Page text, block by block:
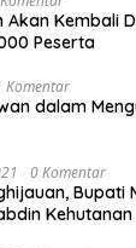
Akan Kembali
Peserta
Komentar
dalam
0 Komentar
Bupati